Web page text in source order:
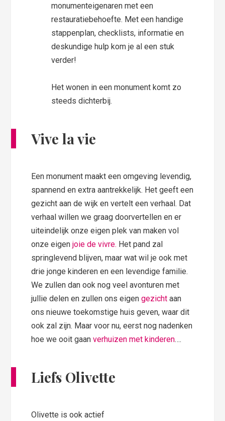
monumenteigenaren met een
restauratiebehoefte. Met een handige
stappenplan, checklists, informatie en
deskundige hulp kom je al een stuk
verder!
Het wonen in een monument komt zo
steeds dichterbij.
Vive la vie
Een monument maakt een omgeving levendig,
spannend en extra aantrekkelijk. Het geeft een
gezicht aan de wijk en vertelt een verhaal. Dat
verhaal willen we graag doorvertellen en er
uiteindelijk onze eigen plek van maken vol
onze eigenjoie de vivre. Het pand zal
springlevend blijven, maar wat wil je ook met
drie jonge kinderen en een levendige familie.
We zullen dan ook nog veel avonturen met
jullie delen en zullen ons eigengezicht aan
ons nieuwe toekomstige huis geven, waar dit
ook zal zijn. Maar voor nu, eerst nog nadenken
hoe we ooit gaanverhuizen met kinderen….
Liefs Olivette
Olivette is ook actief